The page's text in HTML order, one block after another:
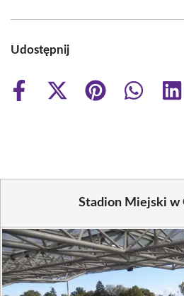
Udostępnij
Share
Share
Share
Share
Stadion Miejski w